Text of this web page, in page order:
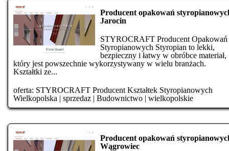
Producent opakowań
Jarocin
STYROCRAFT Producent Opakowań
Styropianowych Styropian to lekki,
bezpieczny i łatwy w obróbce materiał,
który jest powszechnie wykorzystywany w wielu branżach.
Kształtki ze...
oferta: STYROCRAFT Producent Kształtek Styropianowych
Wielkopolska | sprzedaz | Budownictwo | wielkopolskie
Producent opakowań
Wągrowiec